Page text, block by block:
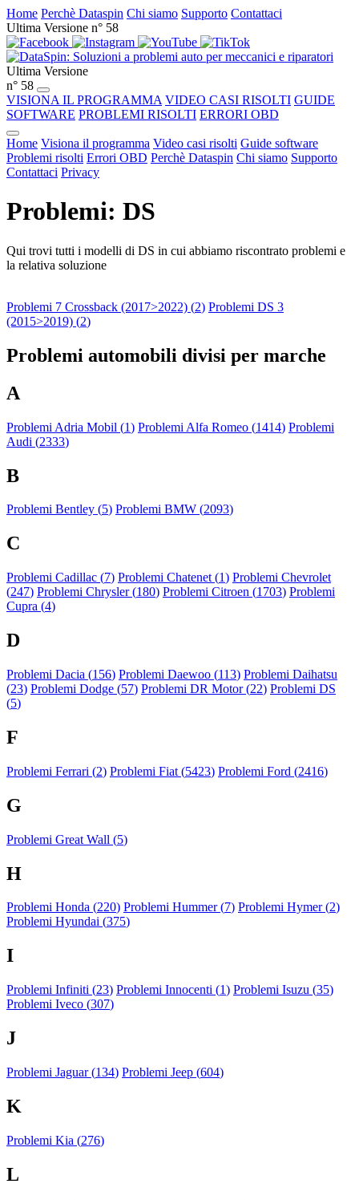
Home Perchè Dataspin Chi siamo Supporto Contattaci
Ultima Versione n° 58
Ultima Versione
n° 58
VISIONA IL PROGRAMMA VIDEO CASI RISOLTI GUIDE
SOFTWARE PROBLEMI RISOLTI ERRORI OBD
Home Visiona il programma Video casi risolti Guide software
Problemi risolti Errori OBD Perchè Dataspin Chi siamo Supporto
Contattaci Privacy
Problemi: DS
Qui trovi tutti i modelli di DS in cui abbiamo riscontrato problemi e
la relativa soluzione
Problemi 7 Crossback (2017>2022) (2) Problemi DS 3
(2015>2019) (2)
Problemi automobili divisi per marche
A
Problemi Adria Mobil (1) Problemi Alfa Romeo (1414) Problemi
Audi (2333)
B
Problemi Bentley (5) Problemi BMW (2093)
C
Problemi Cadillac (7) Problemi Chatenet (1) Problemi Chevrolet
(247) Problemi Chrysler (180) Problemi Citroen (1703) Problemi
Cupra (4)
D
Problemi Dacia (156) Problemi Daewoo (113) Problemi Daihatsu
(23) Problemi Dodge (57) Problemi DR Motor (22) Problemi DS
(5)
F
Problemi Ferrari (2) Problemi Fiat (5423) Problemi Ford (2416)
G
Problemi Great Wall (5)
H
Problemi Honda (220) Problemi Hummer (7) Problemi Hymer (2)
Problemi Hyundai (375)
I
Problemi Infiniti (23) Problemi Innocenti (1) Problemi Isuzu (35)
Problemi Iveco (307)
J
Problemi Jaguar (134) Problemi Jeep (604)
K
Problemi Kia (276)
L